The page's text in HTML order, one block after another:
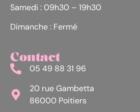
Samedi : 09h30 – 19h30
Dimanche : Fermé
Contact
05 49 88 31 96
20 rue Gambetta
86000 Poitiers